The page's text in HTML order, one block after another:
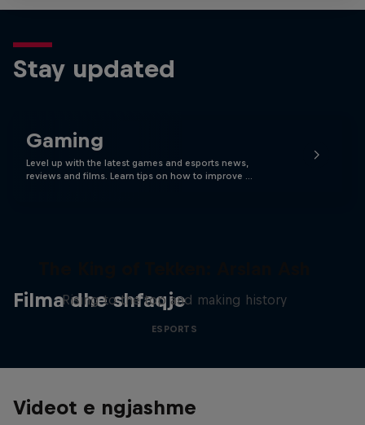
Stay updated
Gaming
Level up with the latest games and esports news,
reviews and films. Learn tips on how to improve …
Filma dhe shfaqje
Rising to the top and making history
ESPORTS
Videot e ngjashme